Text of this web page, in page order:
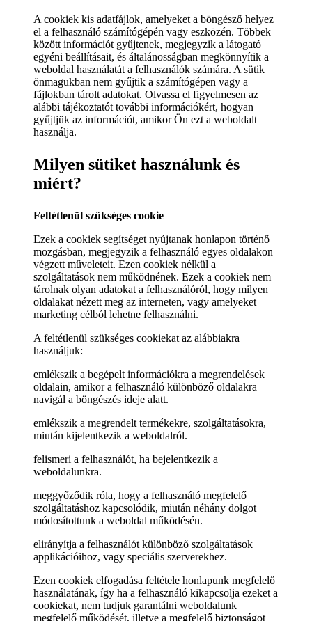
A cookiek kis adatfájlok, amelyeket a böngésző helyez
el a felhasználó számítógépén vagy eszközén. Többek
között információt gyűjtenek, megjegyzik a látogató
egyéni beállításait, és általánosságban megkönnyítik a
weboldal használatát a felhasználók számára. A sütik
önmagukban nem gyűjtik a számítógépen vagy a
fájlokban tárolt adatokat. Olvassa el figyelmesen az
alábbi tájékoztatót további információkért, hogyan
gyűjtjük az információt, amikor Ön ezt a weboldalt
használja.
Milyen sütiket használunk és
miért?
Feltétlenül szükséges cookie
Ezek a cookiek segítséget nyújtanak honlapon történő
mozgásban, megjegyzik a felhasználó egyes oldalakon
végzett műveleteit. Ezen cookiek nélkül a
szolgáltatások nem működnének. Ezek a cookiek nem
tárolnak olyan adatokat a felhasználóról, hogy milyen
oldalakat nézett meg az interneten, vagy amelyeket
marketing célból lehetne felhasználni.
A feltétlenül szükséges cookiekat az alábbiakra
használjuk:
emlékszik a begépelt információkra a megrendelések
oldalain, amikor a felhasználó különböző oldalakra
navigál a böngészés ideje alatt.
emlékszik a megrendelt termékekre, szolgáltatásokra,
miután kijelentkezik a weboldalról.
felismeri a felhasználót, ha bejelentkezik a
weboldalunkra.
meggyőződik róla, hogy a felhasználó megfelelő
szolgáltatáshoz kapcsolódik, miután néhány dolgot
módosítottunk a weboldal működésén.
elirányítja a felhasználót különböző szolgáltatások
applikációihoz, vagy speciális szerverekhez.
Ezen cookiek elfogadása feltétele honlapunk megfelelő
használatának, így ha a felhasználó kikapcsolja ezeket a
cookiekat, nem tudjuk garantálni weboldalunk
megfelelő működését, illetve a megfelelő biztonságot